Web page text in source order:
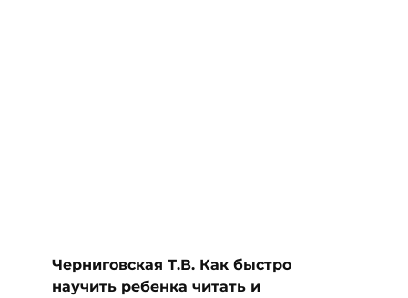
Черниговская Т.В. Как быстро
научить ребенка читать и